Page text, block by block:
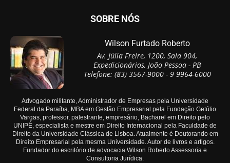
SOBRE NÓS
Wilson Furtado Roberto
Av. Júlia Freire, 1200, Sala 904,
Expedicionários, João Pessoa - PB
Telefone: (83) 3567-9000 - 9 9964-6000
Advogado militante, Administrador de Empresas pela Universidade
Federal da Paraíba, MBA em Gestão Empresarial pela Fundação Getúlio
Vargas, professor, palestrante, empresário, Bacharel em Direito pelo
UNIPÊ, especialista e mestre em Direito Internacional pela Faculdade de
Direito da Universidade Clássica de Lisboa. Atualmente é Doutorando em
Direito Empresarial pela mesma Universidade. Autor de livros e artigos.
Fundador do escritório de advocacia Wilson Roberto Assessoria e
Consultoria Jurídica.